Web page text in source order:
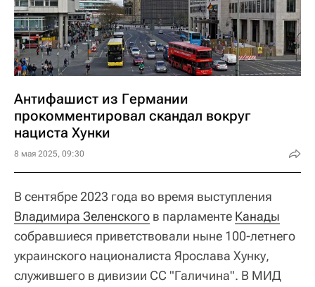
Антифашист из Германии
прокомментировал скандал вокруг
нациста Хунки
8 мая 2025, 09:30
В сентябре 2023 года во время выступления
Владимира Зеленского в парламенте Канады
собравшиеся приветствовали ныне 100-летнего
украинского националиста Ярослава Хунку,
служившего в дивизии СС "Галичина". В МИД